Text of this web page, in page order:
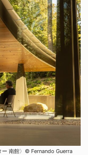
ー 南館〉© Fernando Guerra